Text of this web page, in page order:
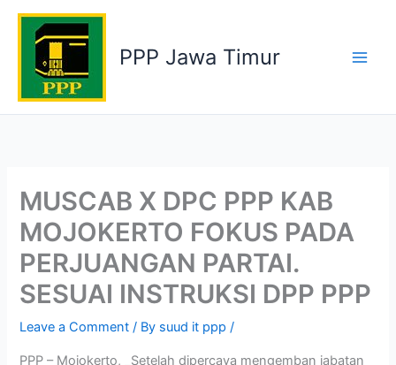
Skip
content
PPP Jawa Timur
MUSCAB X DPC PPP KAB
MOJOKERTO FOKUS PADA
PERJUANGAN PARTAI.
SESUAI INSTRUKSI DPP PPP
Leave a Comment / By suud it ppp/
PPP – Mojokerto, _Setelah dipercaya mengemban jabatan